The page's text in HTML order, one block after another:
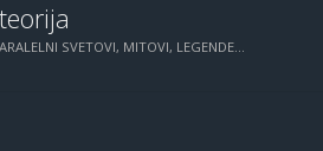
SVETOVI, MITOVI, LEGENDE...